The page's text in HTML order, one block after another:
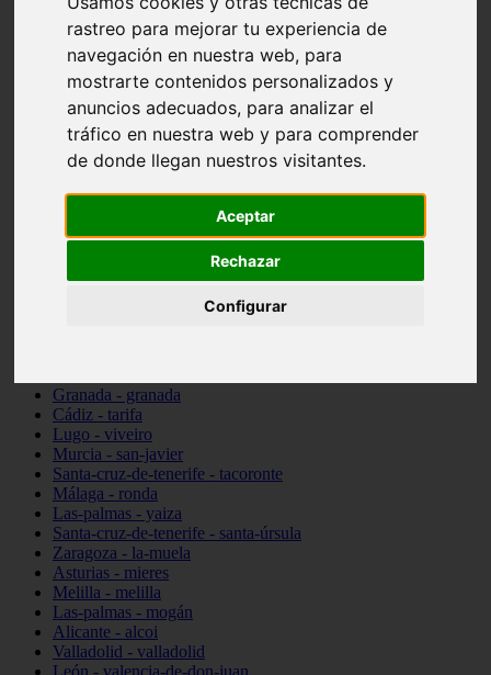
rastreo para mejorar tu experiencia de
navegación en nuestra web, para
mostrarte contenidos personalizados y
anuncios adecuados, para analizar el
tráfico en nuestra web y para comprender
de donde llegan nuestros visitantes.
Aceptar
Rechazar
Configurar
Madrid - pozuelo-de-alarcón
Teruel - sarrión
Cádiz - algodonales
Illes-balears - inca
Madrid - madrid
Málaga - torremolinos
Asturias - oviedo
Cádiz - el-puerto-de-santa-maría
Toledo - illescas
Málaga - marbella
Barcelona - barcelona
Granada - granada
Cádiz - tarifa
Lugo - viveiro
Murcia - san-javier
Santa-cruz-de-tenerife - tacoronte
Málaga - ronda
Las-palmas - yaiza
Santa-cruz-de-tenerife - santa-úrsula
Zaragoza - la-muela
Asturias - mieres
Melilla - melilla
Las-palmas - mogán
Alicante - alcoi
Valladolid - valladolid
León - valencia-de-don-juan